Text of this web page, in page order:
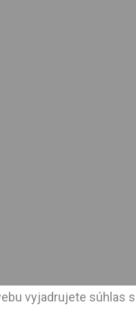
vyjadrujete súhlas s